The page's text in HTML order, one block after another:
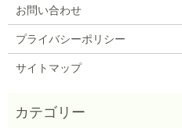
お問い合わせ
プライバシーポリシー
サイトマップ